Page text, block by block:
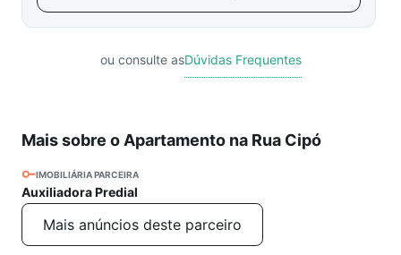
ou consulte asDúvidas Frequentes
Mais sobre o Apartamento na Rua Cipó
IMOBILIÁRIA PARCEIRA
Auxiliadora Predial
Mais anúncios deste parceiro